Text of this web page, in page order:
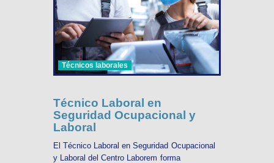
Técnicos laborales
Técnico Laboral en
Seguridad Ocupacional y
Laboral
El Técnico Laboral en Seguridad Ocupacional
y Laboral del Centro Laborem forma